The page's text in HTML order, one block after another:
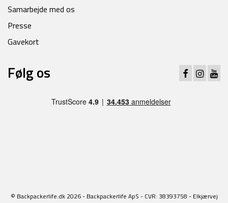
Samarbejde med os
Presse
Gavekort
Følg os
© Backpackerlife.dk 2026 - Backpackerlife ApS - CVR: 38393758 - Elkjærvej